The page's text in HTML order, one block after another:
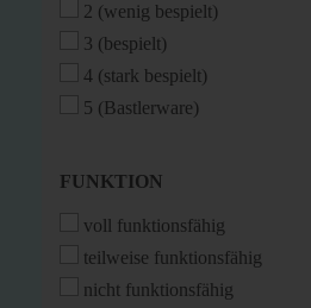
2 (wenig bespielt)
3 (bespielt)
4 (stark bespielt)
5 (Bastlerware)
FUNKTION
FUNKTION
voll funktionsfähig
teilweise funktionsfähig
nicht funktionsfähig